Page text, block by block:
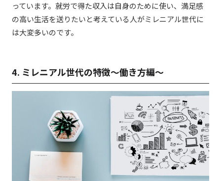
っています。就労で得た収入は自身のために使い、満足感
の高い生活を送りたいと考えている人がミレニアル世代に
は大変多いのです。
4. ミレニアル世代の特徴～働き方編～